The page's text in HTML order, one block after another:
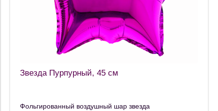
Звезда Пурпурный, 45 см
Фольгированный воздушный шар звезда